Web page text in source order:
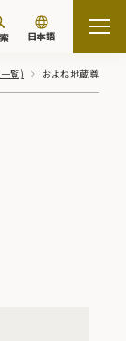
日本語
一覧) およね地蔵尊